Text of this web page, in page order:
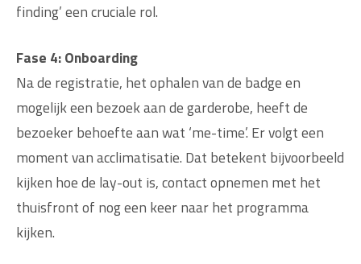
finding’ een cruciale rol.
Fase 4: Onboarding
Na de registratie, het ophalen van de badge en
mogelijk een bezoek aan de garderobe, heeft de
bezoeker behoefte aan wat ‘me-time’. Er volgt een
moment van acclimatisatie. Dat betekent bijvoorbeeld
kijken hoe de lay-out is, contact opnemen met het
thuisfront of nog een keer naar het programma
kijken.